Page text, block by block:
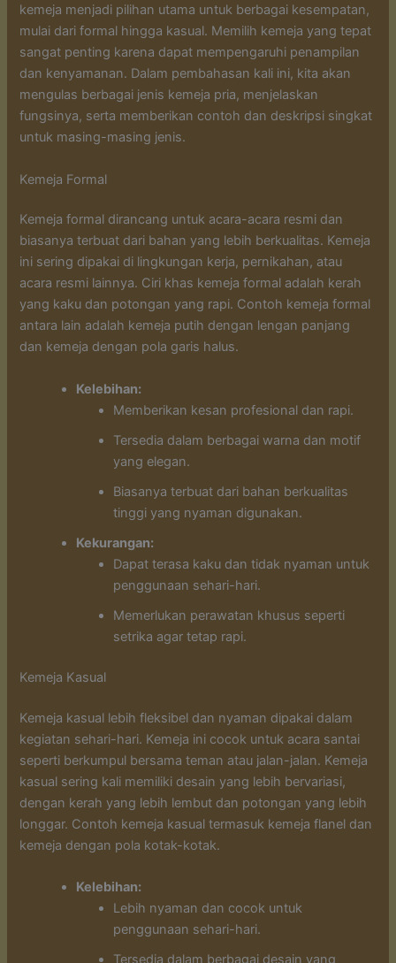
kemeja menjadi pilihan utama untuk berbagai kesempatan,
mulai dari formal hingga kasual. Memilih kemeja yang tepat
sangat penting karena dapat mempengaruhi penampilan
dan kenyamanan. Dalam pembahasan kali ini, kita akan
mengulas berbagai jenis kemeja pria, menjelaskan
fungsinya, serta memberikan contoh dan deskripsi singkat
untuk masing-masing jenis.
Kemeja Formal
Kemeja formal dirancang untuk acara-acara resmi dan
biasanya terbuat dari bahan yang lebih berkualitas. Kemeja
ini sering dipakai di lingkungan kerja, pernikahan, atau
acara resmi lainnya. Ciri khas kemeja formal adalah kerah
yang kaku dan potongan yang rapi. Contoh kemeja formal
antara lain adalah kemeja putih dengan lengan panjang
dan kemeja dengan pola garis halus.
Kelebihan:
Memberikan kesan profesional dan rapi.
Tersedia dalam berbagai warna dan motif
yang elegan.
Biasanya terbuat dari bahan berkualitas
tinggi yang nyaman digunakan.
Kekurangan:
Dapat terasa kaku dan tidak nyaman untuk
penggunaan sehari-hari.
Memerlukan perawatan khusus seperti
setrika agar tetap rapi.
Kemeja Kasual
Kemeja kasual lebih fleksibel dan nyaman dipakai dalam
kegiatan sehari-hari. Kemeja ini cocok untuk acara santai
seperti berkumpul bersama teman atau jalan-jalan. Kemeja
kasual sering kali memiliki desain yang lebih bervariasi,
dengan kerah yang lebih lembut dan potongan yang lebih
longgar. Contoh kemeja kasual termasuk kemeja flanel dan
kemeja dengan pola kotak-kotak.
Kelebihan:
Lebih nyaman dan cocok untuk
penggunaan sehari-hari.
Tersedia dalam berbagai desain yang